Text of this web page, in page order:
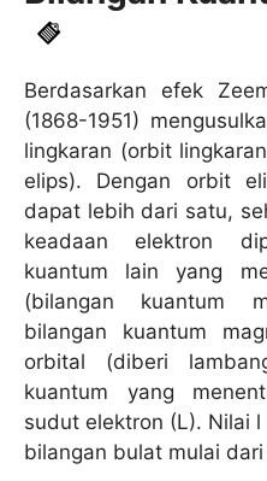
Berdasarkan efek
(1868-1951)
lingkaran (orbit
elips). Dengan orbit
dapat lebih dari satu,
keadaan elektron
kuantum lain yang
(bilangan kuantum
bilangan kuantum
orbital (diberi
kuantum yang
sudut elektron (L). Nilai
bilangan bulat mulai